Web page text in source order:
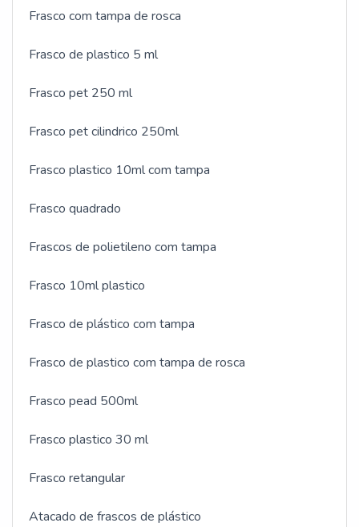
Frasco com tampa de rosca
Frasco de plastico 5 ml
Frasco pet 250 ml
Frasco pet cilindrico 250ml
Frasco plastico 10ml com tampa
Frasco quadrado
Frascos de polietileno com tampa
Frasco 10ml plastico
Frasco de plástico com tampa
Frasco de plastico com tampa de rosca
Frasco pead 500ml
Frasco plastico 30 ml
Frasco retangular
Atacado de frascos de plástico